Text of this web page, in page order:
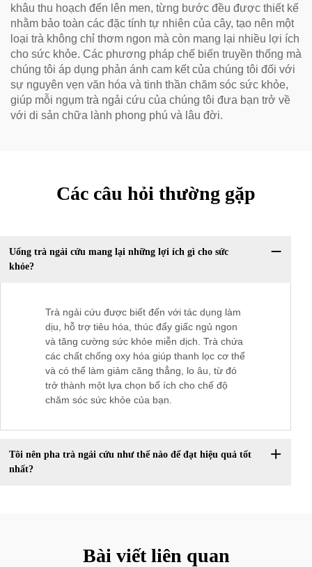
khâu thu hoạch đến lên men, từng bước đều được thiết kế
nhằm bảo toàn các đặc tính tự nhiên của cây, tạo nên một
loại trà không chỉ thơm ngon mà còn mang lại nhiều lợi ích
cho sức khỏe. Các phương pháp chế biến truyền thống mà
chúng tôi áp dụng phản ánh cam kết của chúng tôi đối với
sự nguyên vẹn văn hóa và tinh thần chăm sóc sức khỏe,
giúp mỗi ngụm trà ngải cứu của chúng tôi đưa bạn trở về
với di sản chữa lành phong phú và lâu đời.
Các câu hỏi thường gặp
Uống trà ngải cứu mang lại những lợi ích gì cho sức
khỏe?
Trà ngải cứu được biết đến với tác dụng làm
dịu, hỗ trợ tiêu hóa, thúc đẩy giấc ngủ ngon
và tăng cường sức khỏe miễn dịch. Trà chứa
các chất chống oxy hóa giúp thanh lọc cơ thể
và có thể làm giảm căng thẳng, lo âu, từ đó
trở thành một lựa chọn bổ ích cho chế độ
chăm sóc sức khỏe của bạn.
Tôi nên pha trà ngải cứu như thế nào để đạt hiệu quả tốt
nhất?
Bài viết liên quan